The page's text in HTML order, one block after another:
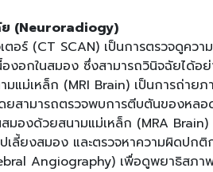
ย (Neuroradiogy)
อร์ (CT SCAN) เป็นการตรวจดูคว
งอกในสมอง ซึ่งสามารถวินิจฉัยได้อย่
แม่เหล็ก (MRI Brain) เป็นการถ่ายภ
สามารถตรวจพบการตีบตันของหลอ
มองด้วยสนามแม่เหล็ก (MRA
เลี้ยงสมอง และตรวจหาความผิดปก
Angiography) เพื่อดูพยาธิสภ